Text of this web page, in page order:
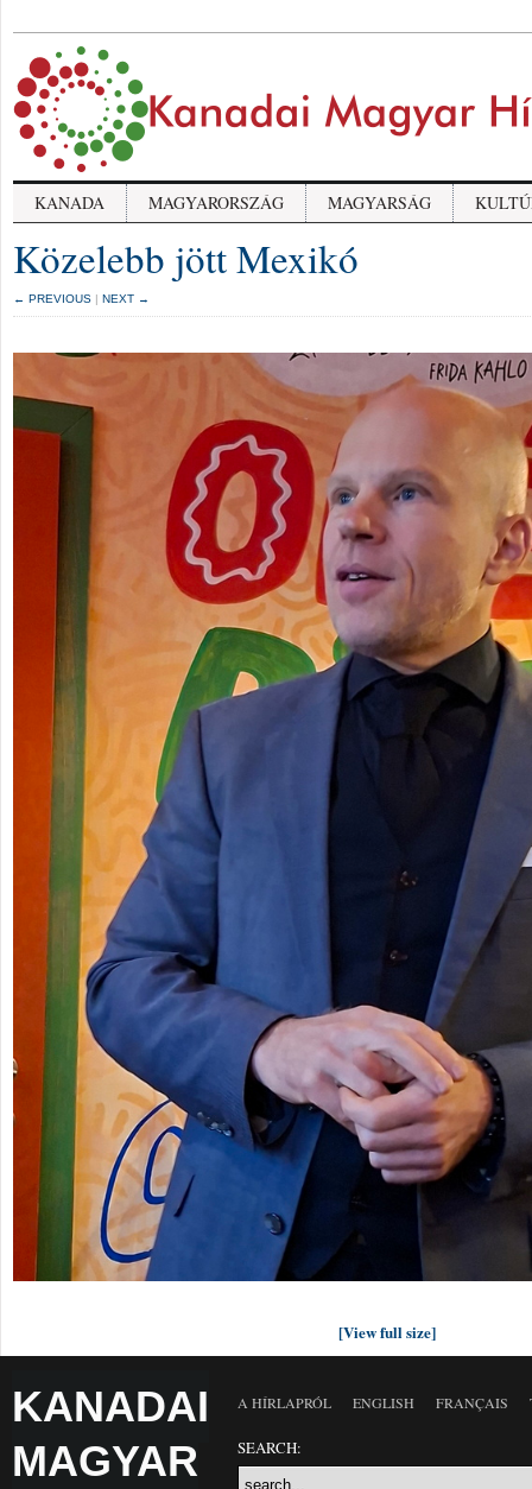
KANADA MAGYARORSZÁG MAGYARSÁG
Közelebb jött Mexikó
← PREVIOUS | NEXT →
[View full size]
KANADAI
MAGYAR
A HÍRLAPRÓL ENGLISH FRANÇAIS
SEARCH: